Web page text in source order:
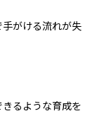
がける流れが失
るような育成を